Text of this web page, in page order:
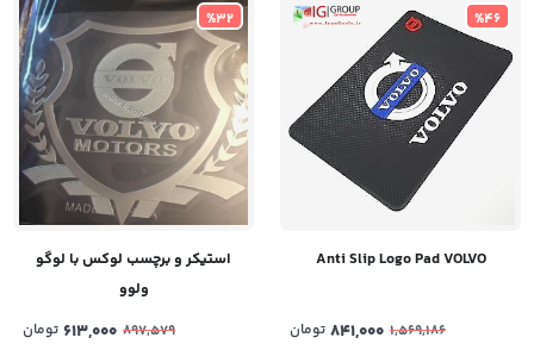
%46
Anti Slip Logo Pad VOLVO
1,569,186
841,000 تومان
%32
استیکر و برچسب لوکس با لوگو
ولوو
897,579
613,000 تومان